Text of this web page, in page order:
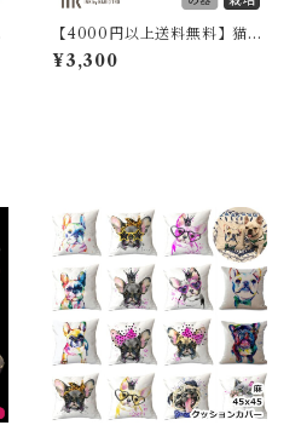
【4000円以上送料無料】猫草
INK にゃんベジ ポット 犬猫
食べる草 ペットの食べる草 日
¥3,300